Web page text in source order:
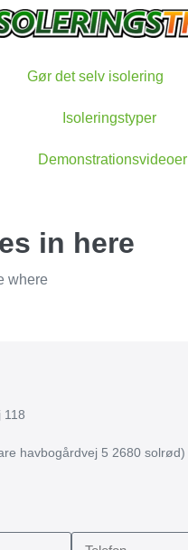
Gør det selv isolering
Isoleringstyper
Demonstrationsvideoer
in here
where
118
havbogårdvej 5 2680 solrød)